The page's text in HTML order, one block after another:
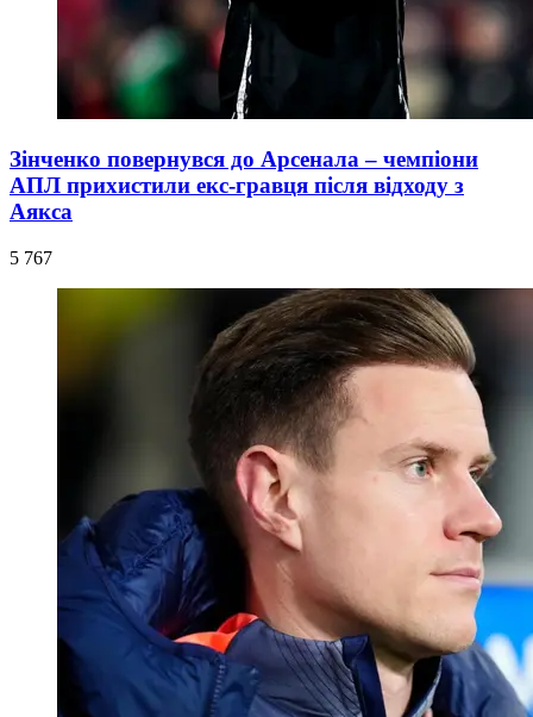
Зінченко повернувся до Арсенала – чемпіони
АПЛ прихистили екс-гравця після відходу з
Аякса
5 767